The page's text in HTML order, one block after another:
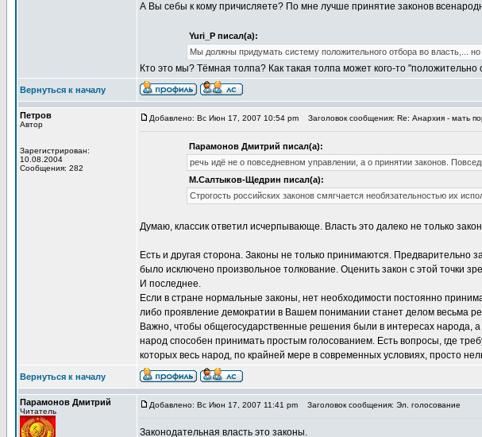
А Вы себы к кому причисляете? По мне лучше принятие законов
Yuri_P писал(а):
Мы должны придумать систему положительного отбора во власть,...
Кто это мы? Тёмная толпа? Как такая толпа может кого-то "положительно
Вернуться к началу
Петров
Автор
Зарегистрирован:
10.08.2004
Сообщения: 282
Добавлено: Вс Июн 17, 2007 10:54 pm Заголовок сообщения: Re: Анархия - мать
Парамонов Дмитрий писал(а):
речь идё не о повседневном управлении, а о принятии законов.
М.Салтыков-Щедрин писал(а):
Строгость российских законов смягчается необязательностью их
Думаю, классик ответил исчерпывающе. Власть это далеко не только
Есть и другая сторона. Законы не только принимаются. Предварительно
было исключено произвольное толкование. Оценить закон с этой точки
И последнее.
Если в стране нормальные законы, нет необходимости постоянно
либо проявление демократии в Вашем понимании станет делом весьма
Важно, чтобы общегосударственные решения были в интересах народа,
народ способен принимать простым голосованием. Есть вопросы, где
которых весь народ, по крайней мере в современных условиях, просто
Вернуться к началу
Парамонов Дмитрий
Читатель
Добавлено: Вс Июн 17, 2007 11:41 pm Заголовок сообщения: Эл. голосование
Законодательная власть это законы.